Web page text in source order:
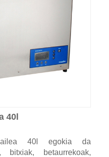
40l
40l egokia da
bitxiak, betaurrekoak,